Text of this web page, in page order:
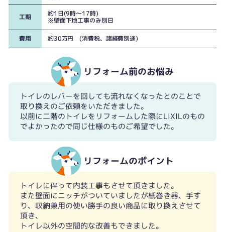
工期
約1日(9時～17時)
※壁面下地工事のみ別日
費用 約30万円 (消費税、諸経費別途)
リフォーム前のお悩み
トイレのレバーを回しても流れなくなったとのことで
取り換えのご依頼をいただきました。
以前に二階のトイレをリフォームした際にLIXILのもの
でよかったので同じ仕様のものご希望でした。
リフォームのポイント
トイレに伴って内装工事もさせて頂きました。
また壁面にニッチがついていましたが紙巻き器、手す
り、収納兼用の使い勝手の良い商品に取り換えさせて
頂き、
トイレ以外の空間的な改善もできました。
工事後(フチレス便座)